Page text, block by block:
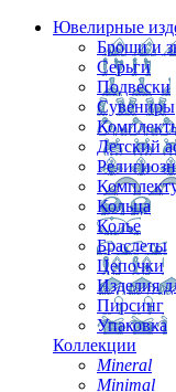
Ювелирные
Броши и
Серьги
Подвески
Сувениры
Детский
Кольца
Колье
Браслеты
Цепочки
Изделия
Пирсинг
Упаковка
Коллекции
Mineral
Minimal